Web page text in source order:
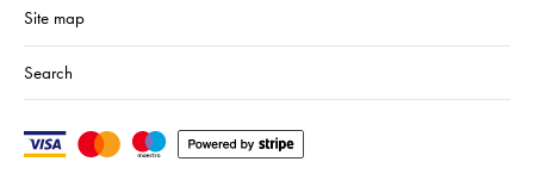
Site map
Search